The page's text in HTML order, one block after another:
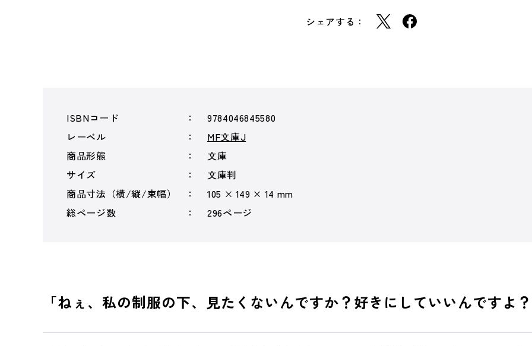
シェアする：
ISBNコード
9784046845580
レーベル
MF文庫J
商品形態
文庫
サイズ
文庫判
商品寸法（横/縦/束幅）
105 × 149 × 14 mm
総ページ数
296ページ
「ねぇ、私の制服の下、見たくないんですか？好きにしていいんですよ？